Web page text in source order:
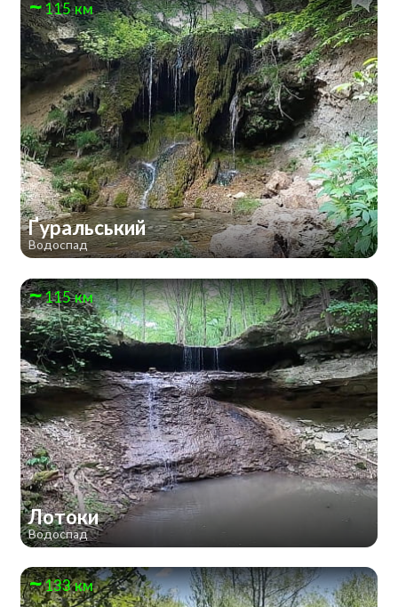
115 км
Ґуральський
Водоспад
115 км
Лотоки
Водоспад
133 км